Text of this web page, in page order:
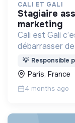
CALI ET GALI
stagiaire assistant chef de projet
marketing
Cali est Gali
débarrasser
💡 Responsible
Paris, France
4 months ago